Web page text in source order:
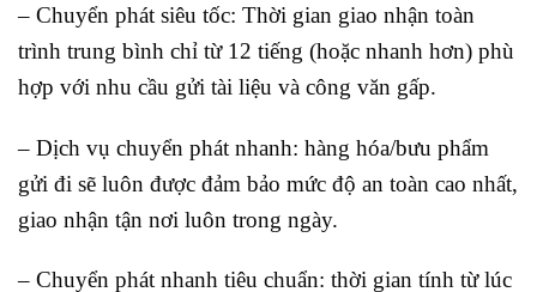
– Chuyển phát siêu tốc: Thời gian giao nhận toàn
trình trung bình chỉ từ 12 tiếng (hoặc nhanh hơn) phù
hợp với nhu cầu gửi tài liệu và công văn gấp.
– Dịch vụ chuyển phát nhanh: hàng hóa/bưu phẩm
gửi đi sẽ luôn được đảm bảo mức độ an toàn cao nhất,
giao nhận tận nơi luôn trong ngày.
– Chuyển phát nhanh tiêu chuẩn: thời gian tính từ lúc